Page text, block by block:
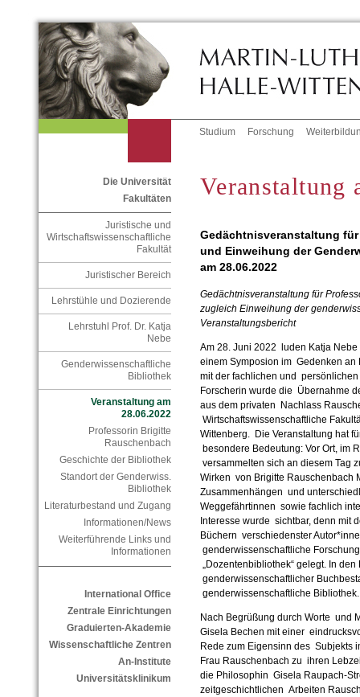
Studium Forschung
Die Universität
Fakultäten
Juristische und
Wirtschaftswissenschaftliche
Fakultät
Juristischer Bereich
Lehrstühle und Dozierende
Lehrstuhl Prof. Dr. Katja
Nebe
Genderwissenschaftliche
Bibliothek
Veranstaltung am
28.06.2022
Professorin Brigitte
Rauschenbach
Geschichte der Bibliothek
Standort der Genderwiss.
Bibliothek
Literaturbestand und Zugang
Informationen/News
Weiterführende Links und
Informationen
International Office
Zentrale Einrichtungen
Graduierten-Akademie
Wissenschaftliche Zentren
An-Institute
Universitätsklinikum
Veranstaltung
Gedächtnisveranstaltung
und Einweihung der
am 28.06.2022
Gedächtnisveranstaltung für
zugleich Einweihung der
Veranstaltungsbericht
Am 28. Juni 2022 luden Katja
einem Symposion im Gedenken an
mit der fachlichen und
Forscherin wurde die Übernahme
aus dem privaten Nachlass
Wirtschaftswissenschaftliche
Wittenberg. Die Veranstaltung hat
besondere Bedeutung: Vor Ort, im
versammelten sich an diesem Tag
Wirken von Brigitte Rauschenbach
Zusammenhängen und
Weggefährtinnen sowie fachlich
Interesse wurde sichtbar, denn mit
Büchern verschiedenster
genderwissenschaftliche
„Dozentenbibliothek“ gelegt. In
genderwissenschaftlicher
genderwissenschaftliche Bibliothek.
Nach Begrüßung durch Worte und
Gisela Bechen mit einer
Rede zum Eigensinn des Subjekts
Frau Rauschenbach zu ihren
die Philosophin Gisela Raupach-
zeitgeschichtlichen Arbeiten